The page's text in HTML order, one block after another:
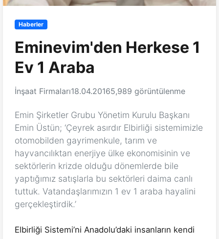
Haberler
Eminevim'den Herkese 1
Ev 1 Araba
İnşaat Firmaları18.04.20165,989 görüntülenme
Emin Şirketler Grubu Yönetim Kurulu Başkanı
Emin Üstün; ‘Çeyrek asırdır Elbirliği sistemimizle
otomobilden gayrimenkule, tarım ve
hayvancılıktan enerjiye ülke ekonomisinin ve
sektörlerin krizde olduğu dönemlerde bile
yaptığımız satışlarla bu sektörleri daima canlı
tuttuk. Vatandaşlarımızın 1 ev 1 araba hayalini
gerçekleştirdik.’
Elbirliği Sistemi’ni Anadolu’daki insanların kendi